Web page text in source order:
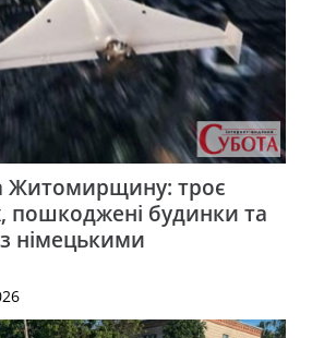
Житомирщину: троє
пошкоджені будинки та
німецькими